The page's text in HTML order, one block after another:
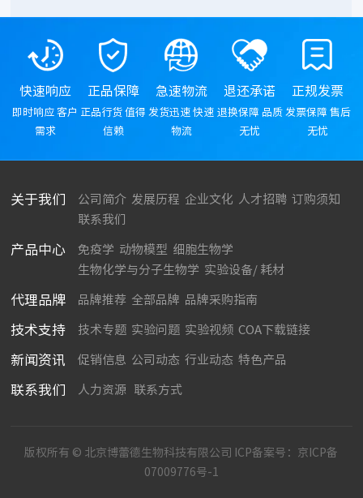
快速响应
即时响应 客户
需求
正品保障
正品行货 值得
信赖
急速物流
发货迅速 快速
物流
退还承诺
退换保障 品质
无忧
正规发票
发票保障 售后
无忧
关于我们 公司简介 发展历程 企业文化 人才招聘 订购须知
联系我们
产品中心 免疫学 动物模型 细胞生物学
生物化学与分子生物学 实验设备/ 耗材
代理品牌 品牌推荐 全部品牌 品牌采购指南
技术支持 技术专题 实验问题 实验视频 COA下载链接
新闻资讯 促销信息 公司动态 行业动态 特色产品
联系我们 人力资源 联系方式
版权所有 © 北京博蕾德生物科技有限公司 ICP备案号： 京ICP备
07009776号-1